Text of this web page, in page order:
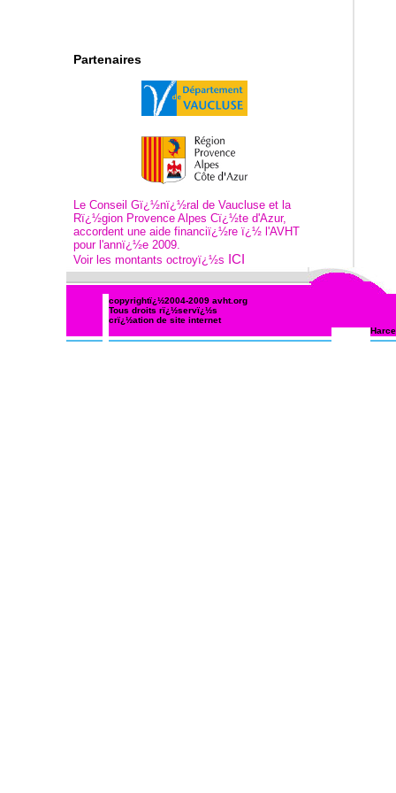
Partenaires
Le Conseil Gï¿½nï¿½ral de Vaucluse et la
Rï¿½gion Provence Alpes Cï¿½te d'Azur,
accordent une aide financiï¿½re ï¿½ l'AVHT
pour l'annï¿½e 2009.
Voir les montants octroyï¿½s ICI
copyrightï¿½2004-2009 avht.org
Tous droits rï¿½servï¿½s
crï¿½ation de site internet